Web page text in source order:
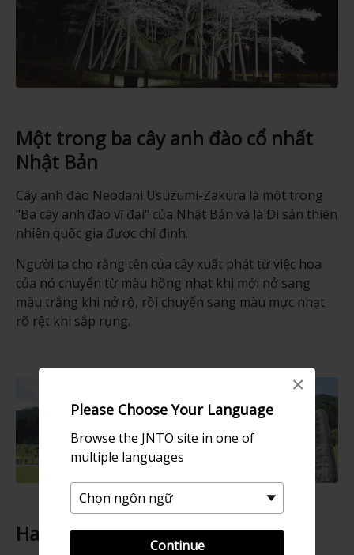
Please Choose Your Language
Browse the JNTO site in one of
multiple languages
Continue
×
Một trong ba cây anh đào cổ nhất
Nhật Bản
Cây anh đào Neodani Usuzumi-Zakura là một trong
"Ba cây anh đào vĩ đại" của Nhật Bản và là Di sản thiên
nhiên quốc gia được chỉ định.
Người ta cho rằng tên của cây xuất phát từ việc hoa
của nó chuyển từ màu hồng nhạt khi mới nở sang
màu trắng khi nở rộ, rồi chuyển sang màu mực nhạt
rõ rệt khi sắp rụng.
Hanami (Lễ hội hoa anh đào)